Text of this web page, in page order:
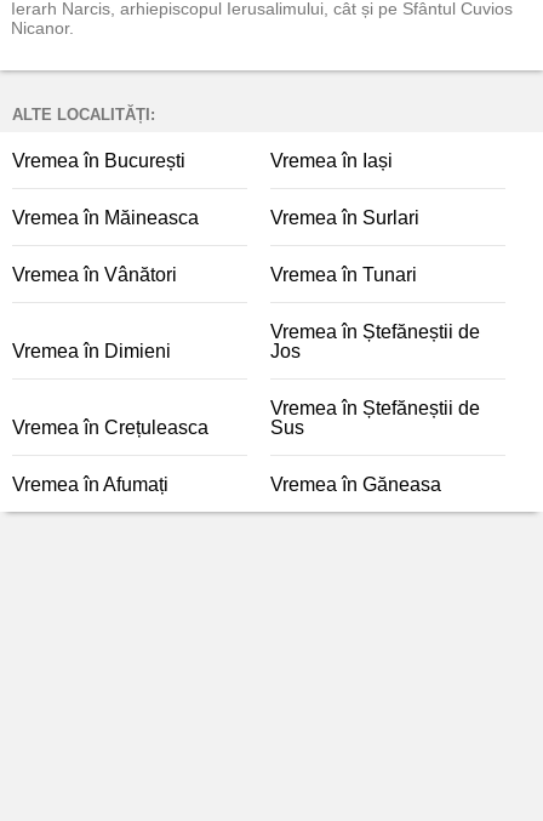
Ierarh Narcis, arhiepiscopul Ierusalimului, cât și pe Sfântul Cuvios
Nicanor.
ALTE LOCALITĂȚI:
Vremea în București Vremea în Iași
Vremea în Măineasca Vremea în Surlari
Vremea în Vânători Vremea în Tunari
Vremea în Dimieni
Vremea în Ștefăneștii de
Jos
Vremea în Crețuleasca
Vremea în Ștefăneștii de
Sus
Vremea în Afumați Vremea în Găneasa